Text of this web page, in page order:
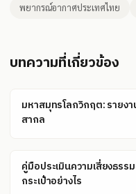
พยากรณ์อากาศประเทศไทย
บทความที่เกี่ยวข้อง
มหาสมุทรโลกวิกฤต: รายง
สากล
คู่มือประเมินความเสี่ยงธร
กระเป๋าอย่างไร